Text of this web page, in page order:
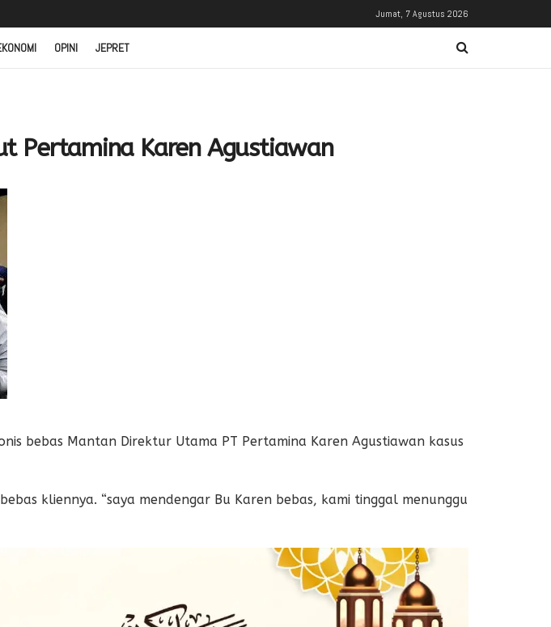
Jumat, 7 Agustus 2026
OPINI JEPRET
Pertamina Karen Agustiawan
bebas Mantan Direktur Utama PT Pertamina Karen Agustiawan kasus
kliennya. “saya mendengar Bu Karen bebas, kami tinggal menunggu